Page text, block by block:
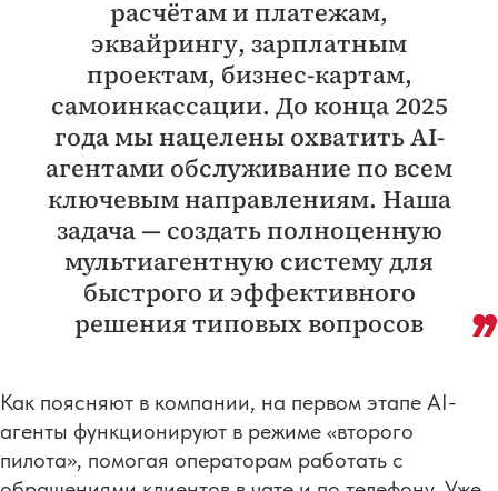
расчётам и платежам,
эквайрингу, зарплатным
проектам, бизнес-картам,
самоинкассации. До конца 2025
года мы нацелены охватить AI-
агентами обслуживание по всем
ключевым направлениям. Наша
задача — создать полноценную
мультиагентную систему для
быстрого и эффективного
решения типовых вопросов
Как поясняют в компании, на первом этапе AI-
агенты функционируют в режиме «второго
пилота», помогая операторам работать с